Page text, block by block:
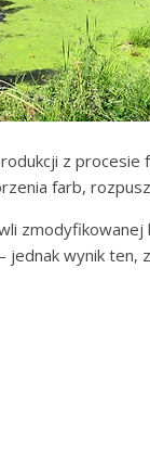
z
farb,
jednak wynik ten,